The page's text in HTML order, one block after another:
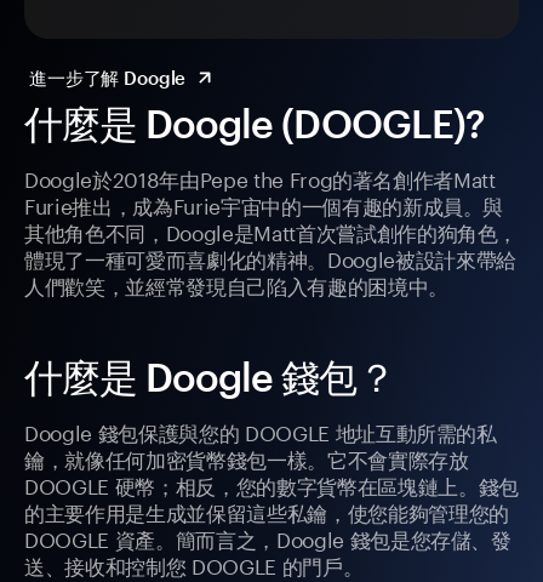
什麼是 Doogle (DOOGLE)?
Doogle於2018年由Pepe the Frog的著名創作者Matt
Furie推出，成為Furie宇宙中的一個有趣的新成員。與
其他角色不同，Doogle是Matt首次嘗試創作的狗角色，
體現了一種可愛而喜劇化的精神。Doogle被設計來帶給
人們歡笑，並經常發現自己陷入有趣的困境中。
什麼是 Doogle 錢包？
Doogle 錢包保護與您的 DOOGLE 地址互動所需的私
鑰，就像任何加密貨幣錢包一樣。它不會實際存放
DOOGLE 硬幣；相反，您的數字貨幣在區塊鏈上。錢包
的主要作用是生成並保留這些私鑰，使您能夠管理您的
DOOGLE 資產。簡而言之，Doogle 錢包是您存儲、發
送、接收和控制您 DOOGLE 的門戶。
進一步了解 Doogle